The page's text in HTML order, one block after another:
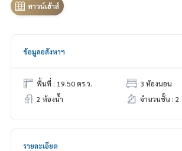
ทาวน์เฮ้าส์
ข้อมูลอสังหาฯ
พื้นที่ : 19.50 ตร.ว.
3 ห้องนอน
2 ห้องน้ำ
จำนวนชั้น : 2
รายละเอียด